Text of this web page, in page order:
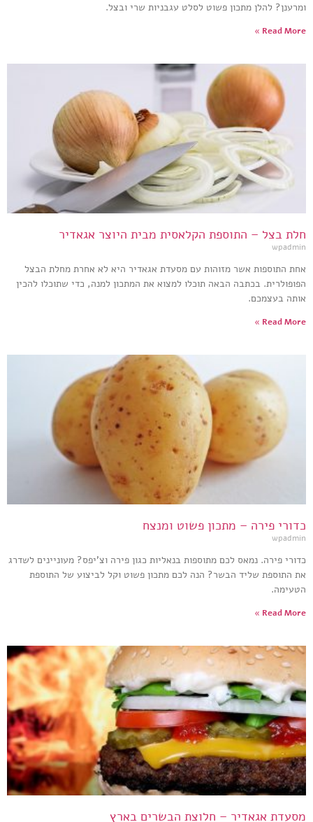
ומרענן? להלן מתכון פשוט לסלט עגבניות שרי ובצל.
Read More »
חלת בצל – התוספת הקלאסית מבית היוצר אגאדיר
wpadmin
אחת התוספות אשר מזוהות עם מסעדת אגאדיר היא לא אחרת מחלת הבצל
הפופולרית. בכתבה הבאה תוכלו למצוא את המתכון למנה, כדי שתוכלו להכין
אותה בעצמכם.
Read More »
כדורי פירה – מתכון פשוט ומנצח
wpadmin
כדורי פירה. נמאס לכם מתוספות בנאליות כגון פירה וצ'יפס? מעוניינים לשדרג
את התוספת שליד הבשר? הנה לכם מתכון פשוט וקל לביצוע של התוספת
הטעימה.
Read More »
מסעדת אגאדיר – חלוצת הבשרים בארץ